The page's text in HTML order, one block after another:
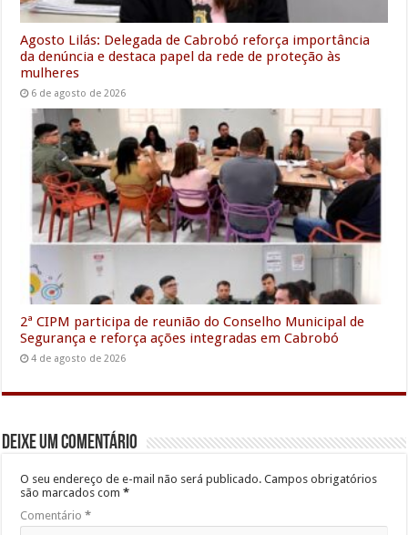
Agosto Lilás: Delegada de Cabrobó reforça importância
da denúncia e destaca papel da rede de proteção às
mulheres
6 de agosto de 2026
2ª CIPM participa de reunião do Conselho Municipal de
Segurança e reforça ações integradas em Cabrobó
4 de agosto de 2026
Deixe um comentário
O seu endereço de e-mail não será publicado. Campos obrigatórios
são marcados com*
Comentário*